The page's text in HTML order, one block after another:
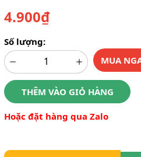
4.900₫
Số lượng:
MUA
THÊM VÀO GIỎ HÀNG
Hoặc đặt hàng qua Zalo